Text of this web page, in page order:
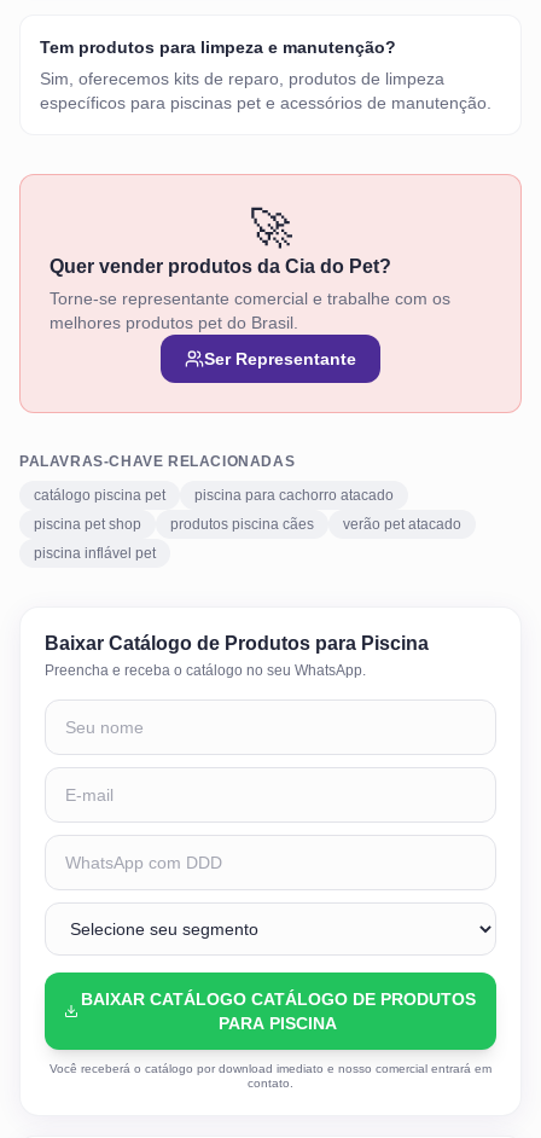
Tem produtos para limpeza e manutenção?
Sim, oferecemos kits de reparo, produtos de limpeza
específicos para piscinas pet e acessórios de manutenção.
🚀
Quer vender produtos da Cia do Pet?
Torne-se representante comercial e trabalhe com os
melhores produtos pet do Brasil.
Ser Representante
PALAVRAS-CHAVE RELACIONADAS
catálogo piscina pet
piscina para cachorro atacado
piscina pet shop
produtos piscina cães
verão pet atacado
piscina inflável pet
Baixar Catálogo de Produtos para Piscina
Preencha e receba o catálogo no seu WhatsApp.
BAIXAR CATÁLOGO CATÁLOGO DE PRODUTOS
PARA PISCINA
Você receberá o catálogo por download imediato e nosso comercial entrará em
contato.